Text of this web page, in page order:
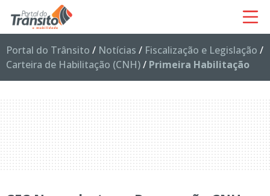
Portal do Trânsito / Notícias / Fiscalização e Legislação /
Carteira de Habilitação (CNH)/ Primeira Habilitação